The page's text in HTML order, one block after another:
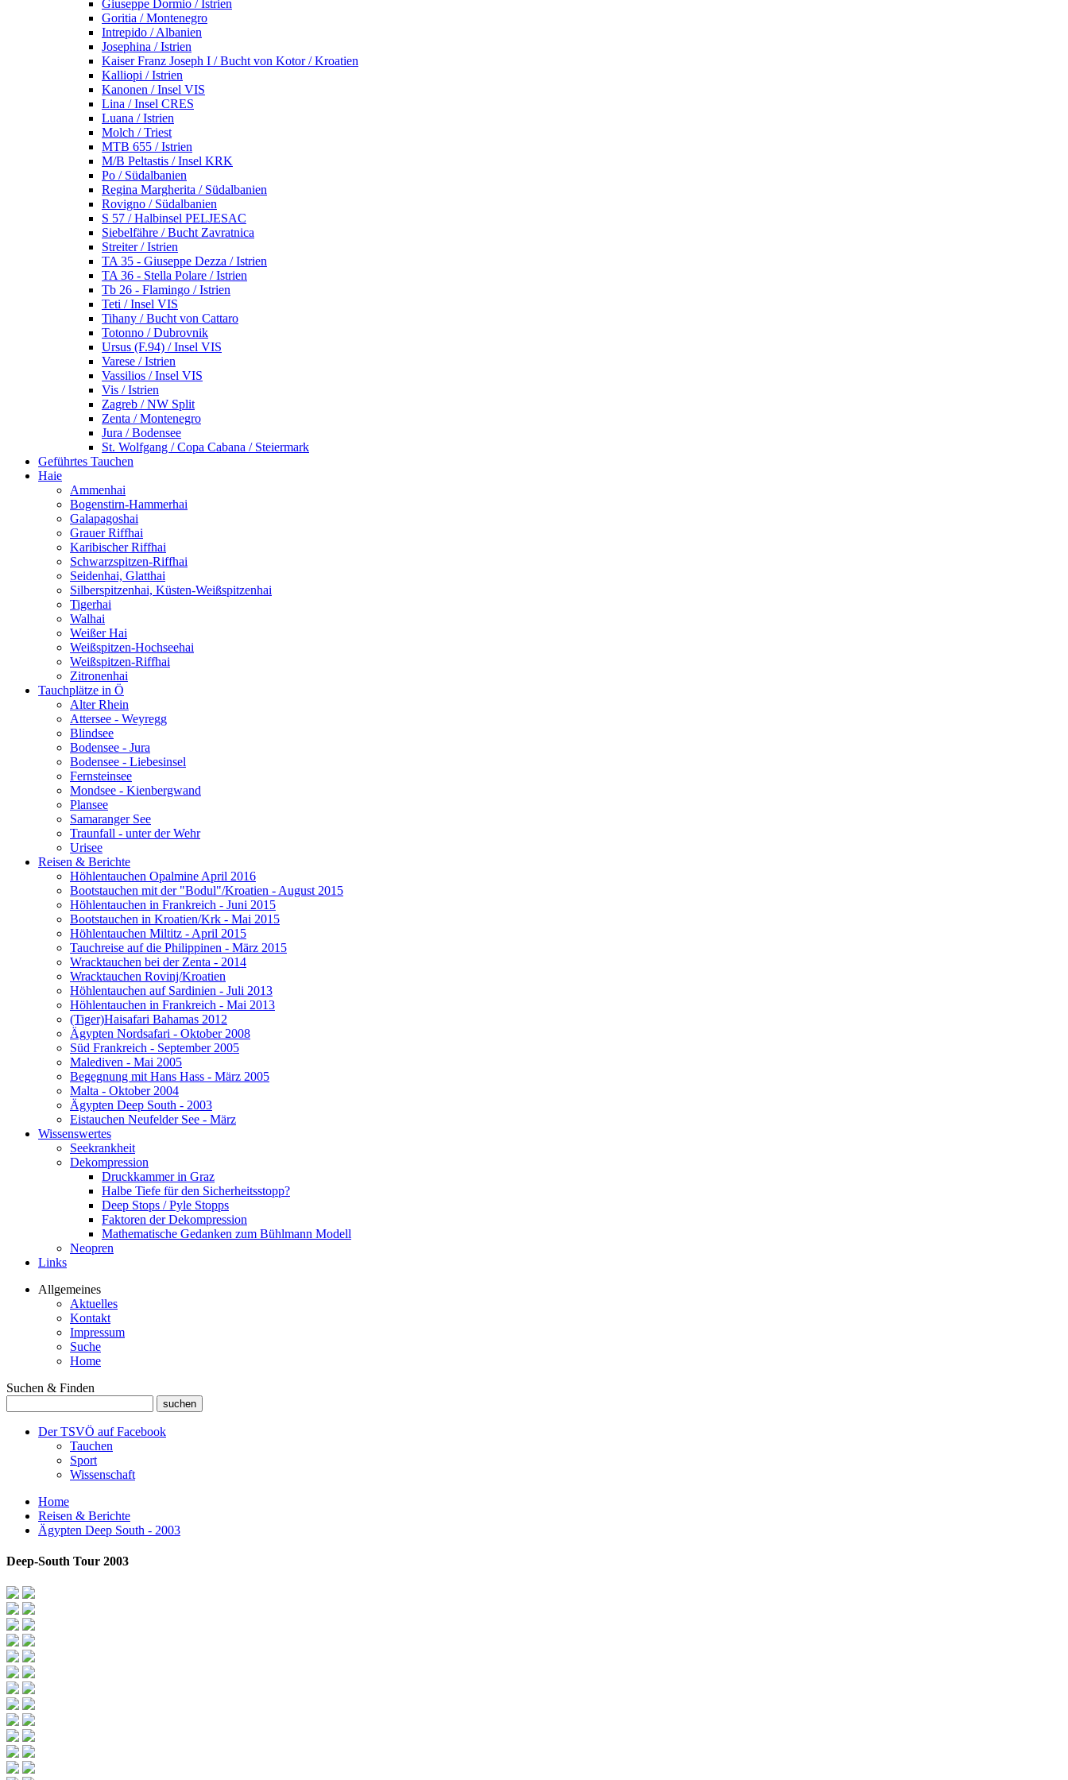
Giuseppe Dormio / Istrien
Goritia / Montenegro
Intrepido / Albanien
Josephina / Istrien
Kaiser Franz Joseph I / Bucht von Kotor / Kroatien
Kalliopi / Istrien
Kanonen / Insel VIS
Lina / Insel CRES
Luana / Istrien
Molch / Triest
MTB 655 / Istrien
M/B Peltastis / Insel KRK
Po / Südalbanien
Regina Margherita / Südalbanien
Rovigno / Südalbanien
S 57 / Halbinsel PELJESAC
Siebelfähre / Bucht Zavratnica
Streiter / Istrien
TA 35 - Giuseppe Dezza / Istrien
TA 36 - Stella Polare / Istrien
Tb 26 - Flamingo / Istrien
Teti / Insel VIS
Tihany / Bucht von Cattaro
Totonno / Dubrovnik
Ursus (F.94) / Insel VIS
Varese / Istrien
Vassilios / Insel VIS
Vis / Istrien
Zagreb / NW Split
Zenta / Montenegro
Jura / Bodensee
St. Wolfgang / Copa Cabana / Steiermark
Geführtes Tauchen
Haie
Ammenhai
Bogenstirn-Hammerhai
Galapagoshai
Grauer Riffhai
Karibischer Riffhai
Schwarzspitzen-Riffhai
Seidenhai, Glatthai
Silberspitzenhai, Küsten-Weißspitzenhai
Tigerhai
Walhai
Weißer Hai
Weißspitzen-Hochseehai
Weißspitzen-Riffhai
Zitronenhai
Tauchplätze in Ö
Alter Rhein
Attersee - Weyregg
Blindsee
Bodensee - Jura
Bodensee - Liebesinsel
Fernsteinsee
Mondsee - Kienbergwand
Plansee
Samaranger See
Traunfall - unter der Wehr
Urisee
Reisen & Berichte
Höhlentauchen Opalmine April 2016
Bootstauchen mit der "Bodul"/Kroatien - August 2015
Höhlentauchen in Frankreich - Juni 2015
Bootstauchen in Kroatien/Krk - Mai 2015
Höhlentauchen Miltitz - April 2015
Tauchreise auf die Philippinen - März 2015
Wracktauchen bei der Zenta - 2014
Wracktauchen Rovinj/Kroatien
Höhlentauchen auf Sardinien - Juli 2013
Höhlentauchen in Frankreich - Mai 2013
(Tiger)Haisafari Bahamas 2012
Ägypten Nordsafari - Oktober 2008
Süd Frankreich - September 2005
Malediven - Mai 2005
Begegnung mit Hans Hass - März 2005
Malta - Oktober 2004
Ägypten Deep South - 2003
Eistauchen Neufelder See - März
Wissenswertes
Seekrankheit
Dekompression
Druckkammer in Graz
Halbe Tiefe für den Sicherheitsstopp?
Deep Stops / Pyle Stopps
Faktoren der Dekompression
Mathematische Gedanken zum Bühlmann Modell
Neopren
Links
Allgemeines
Aktuelles
Kontakt
Impressum
Suche
Home
Suchen & Finden
Der TSVÖ auf Facebook
Tauchen
Sport
Wissenschaft
Home
Reisen & Berichte
Ägypten Deep South - 2003
Deep-South Tour 2003